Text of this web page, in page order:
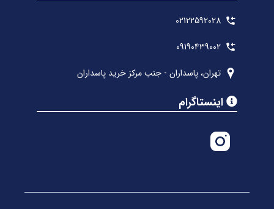
02122592028
09190439002
تهران، پاسداران - جنب مرکز خرید پاسداران
اینستاگرام